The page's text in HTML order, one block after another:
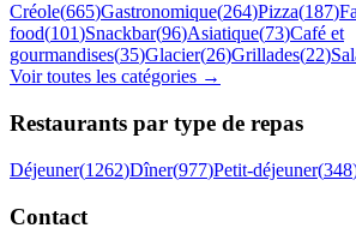
Créole(665)Gastronomique(264)Pizza(187)
food(101)Snackbar(96)Asiatique(73)Café et
gourmandises(35)Glacier(26)Grillades(22)
Voir toutes les catégories →
Restaurants par type de repas
Déjeuner(1262)Dîner(977)Petit-déjeuner(348
Contact